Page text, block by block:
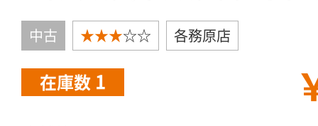
中古 ★★★☆☆ 各務原店
在庫数 1